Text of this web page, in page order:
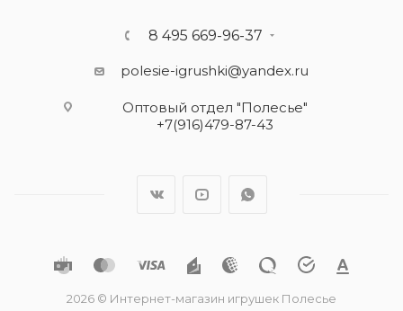
8 495 669-96-37
polesie-igrushki@yandex.ru
Оптовый отдел "Полесье"
+7(916)479-87-43
2026 © Интернет-магазин игрушек Полесье